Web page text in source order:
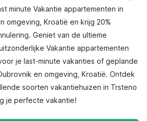
minute Vakantie appartementen in
omgeving, Kroatië en krijg 20%
Geniet van de ultieme
Vakantie appartementen
je last-minute vakanties of geplande
en omgeving, Kroatië. Ontdek
soorten vakantiehuizen in Trsteno
je perfecte vakantie!